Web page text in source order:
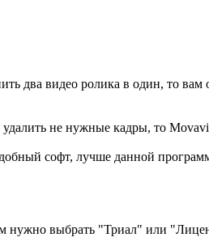
два видео ролика в один, то вам
не нужные кадры, то Movavi
софт, лучше данной
нужно выбрать "Триал" или